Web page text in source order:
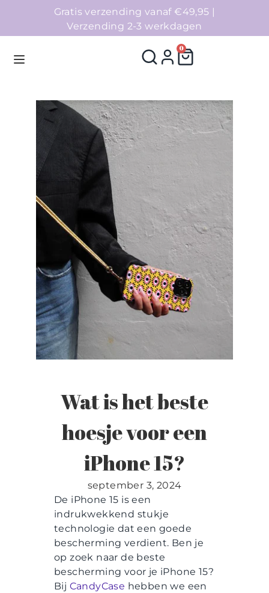
Gratis verzending vanaf €49,95 |
Verzending 2-3 werkdagen
0
Homepage
Telefoonhoesjes
Accessoires
Contact
Wat is het beste
hoesje voor een
iPhone 15?
september 3, 2024
De iPhone 15 is een
indrukwekkend stukje
technologie dat een goede
bescherming verdient. Ben je
op zoek naar de beste
bescherming voor je iPhone 15?
Bij CandyCase hebben we een